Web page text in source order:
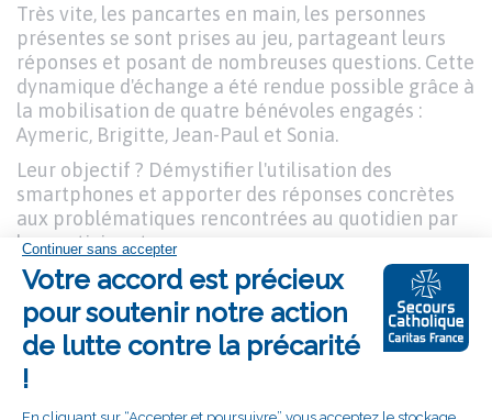
Très vite, les pancartes en main, les personnes
présentes se sont prises au jeu, partageant leurs
réponses et posant de nombreuses questions. Cette
dynamique d'échange a été rendue possible grâce à
la mobilisation de quatre bénévoles engagés :
Aymeric, Brigitte, Jean-Paul et Sonia.
Leur objectif ? Démystifier l'utilisation des
smartphones et apporter des réponses concrètes
aux problématiques rencontrées au quotidien par
les participants.
En accompagnant les personnes les plus éloignées
du numérique, ces ateliers contribuent à renforcer
l'autonomie et la confiance de chacun face aux
outils digitaux. Et l'aventure ne s'arrête pas là !
D'autres ateliers ludiques et pédagogiques sont